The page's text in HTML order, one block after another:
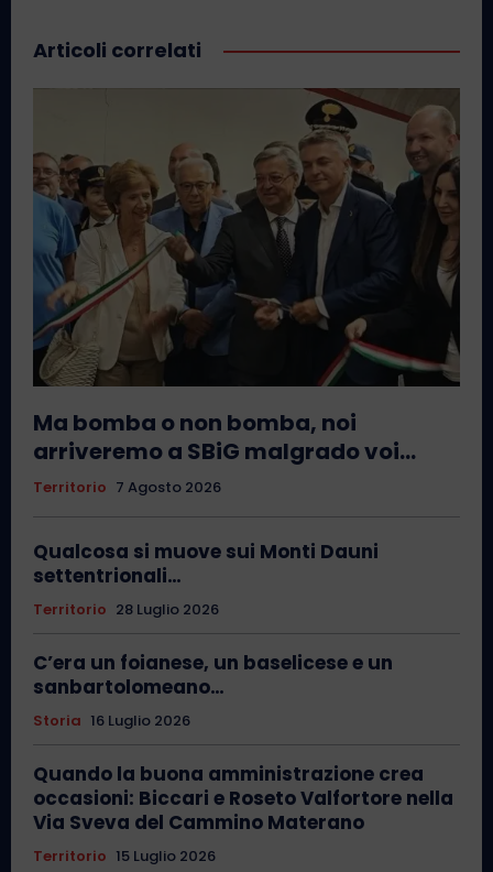
Articoli correlati
Ma bomba o non bomba, noi
arriveremo a SBiG malgrado voi…
Territorio 7 Agosto 2026
Qualcosa si muove sui Monti Dauni
settentrionali…
Territorio 28 Luglio 2026
C’era un foianese, un baselicese e un
sanbartolomeano…
Storia 16 Luglio 2026
Quando la buona amministrazione crea
occasioni: Biccari e Roseto Valfortore nella
Via Sveva del Cammino Materano
Territorio 15 Luglio 2026